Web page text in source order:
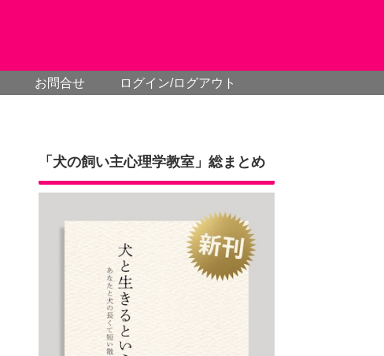
お問合せ ログイン/ログアウト
「犬の飼い主心理学教室」総まとめ